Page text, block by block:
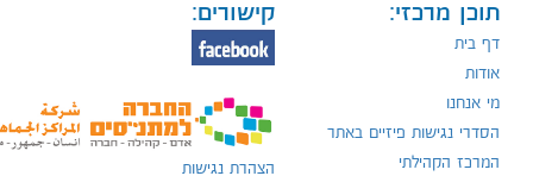
תוכן מרכזי:
דף בית
אודות
מי אנחנו
הסדרי נגישות פיזיים באתר
המרכז הקהילתי
קישורים:
הצהרת נגישות